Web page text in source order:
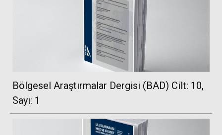
Bölgesel Araştırmalar Dergisi (BAD) Cilt: 10,
Sayı: 1